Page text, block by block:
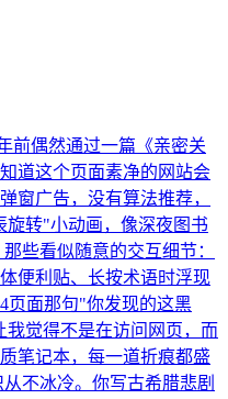
前偶然通过一篇《亲密关
道这个页面素净的网站会
窗广告，没有算法推荐，
旋转"小动画，像深夜图书
些看似随意的交互细节：
便利贴、长按术语时浮现
页面那句"你发现的这黑
觉得不是在访问网页，而
笔记本，每一道折痕都盛
不冰冷。你写古希腊悲剧